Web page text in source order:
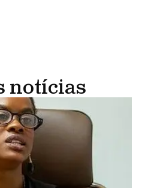
notícias